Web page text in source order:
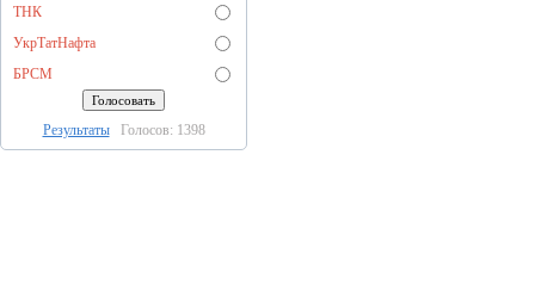
ТНК
УкрТатНафта
БРСМ
РезультатыГолосов: 1398